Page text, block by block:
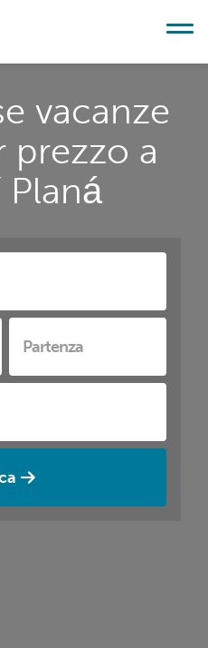
vacanze
prezzo a